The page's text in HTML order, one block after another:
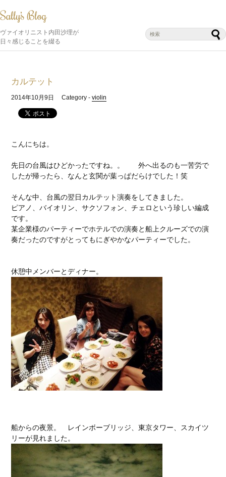
ヴァイオリニスト内田沙理が
日々感じることを綴る
カルテット
2014年10月9日 Category -violin
こんにちは。
先日の台風はひどかったですね。。 外へ出るのも一苦労で
したが帰ったら、なんと玄関が葉っぱだらけでした！笑
そんな中、台風の翌日カルテット演奏をしてきました。
ピアノ、バイオリン、サクソフォン、チェロという珍しい編成
です。
某企業様のパーティーでホテルでの演奏と船上クルーズでの演
奏だったのですがとってもにぎやかなパーティーでした。
休憩中メンバーとディナー。
船からの夜景。 レインボーブリッジ、東京タワー、スカイツ
リーが見れました。